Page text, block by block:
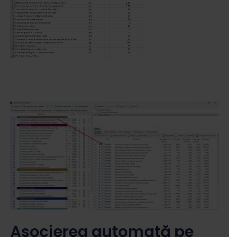
Asocierea automată pe